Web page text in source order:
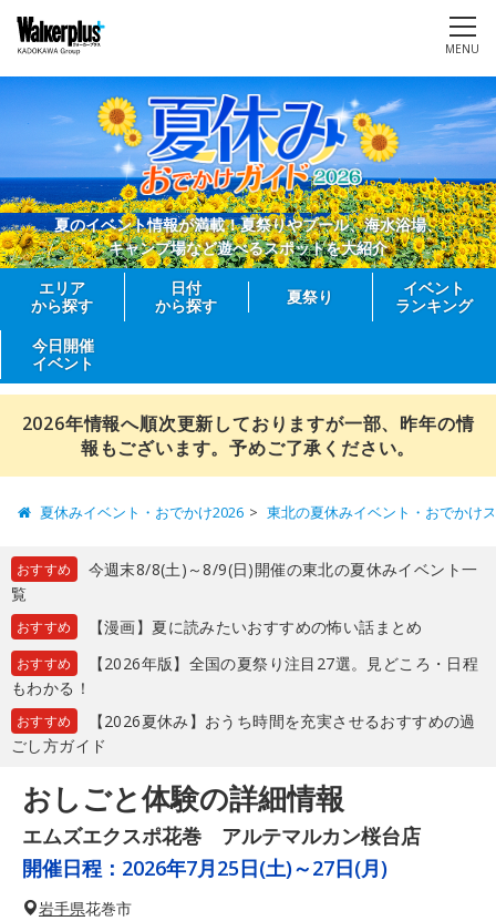
MENU
夏のイベント情報が満載！夏祭りやプール、海水浴場、
キャンプ場など遊べるスポットを大紹介
エリア
から探す
日付
から探す
夏祭り
イベント
ランキング
今日開催
イベント
2026年情報へ順次更新しておりますが一部、昨年の情
報もございます。予めご了承ください。
夏休みイベント・おでかけ2026 東北の夏休みイベント・おでかけ
おすすめ
今週末8/8(土)～8/9(日)開催の東北の夏休みイベント一
覧
おすすめ 【漫画】夏に読みたいおすすめの怖い話まとめ
おすすめ
【2026年版】全国の夏祭り注目27選。見どころ・日程
もわかる！
おすすめ
【2026夏休み】おうち時間を充実させるおすすめの過
ごし方ガイド
おしごと体験の詳細情報
エムズエクスポ花巻 アルテマルカン桜台店
開催日程： 2026年7月25日(土)～27日(月)
岩手県花巻市